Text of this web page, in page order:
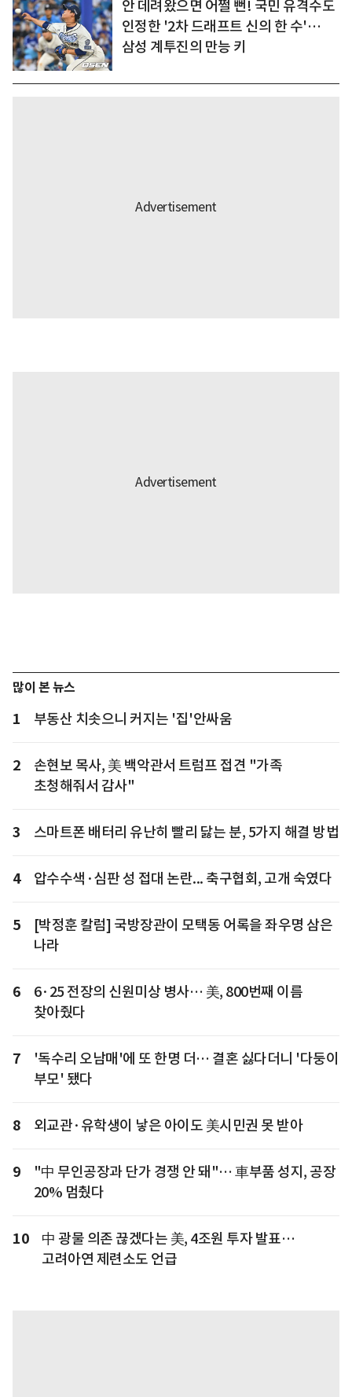
안 데려왔으면 어쩔 뻔! 국민 유격수도
인정한 '2차 드래프트 신의 한 수'…
삼성 계투진의 만능 키
많이 본 뉴스
1 부동산 치솟으니 커지는 '집'안싸움
2
손현보 목사, 美 백악관서 트럼프 접견 "가족
초청해줘서 감사"
3 스마트폰 배터리 유난히 빨리 닳는 분, 5가지 해결 방법
4 압수수색·심판 성 접대 논란... 축구협회, 고개 숙였다
5
[박정훈 칼럼] 국방장관이 모택동 어록을 좌우명 삼은
나라
6
6·25 전장의 신원미상 병사… 美, 800번째 이름
찾아줬다
7
'독수리 오남매'에 또 한명 더… 결혼 싫다더니 '다둥이
부모' 됐다
8 외교관·유학생이 낳은 아이도 美시민권 못 받아
9
"中 무인공장과 단가 경쟁 안 돼"… 車부품 성지, 공장
20% 멈췄다
10
中 광물 의존 끊겠다는 美, 4조원 투자 발표…
고려아연 제련소도 언급